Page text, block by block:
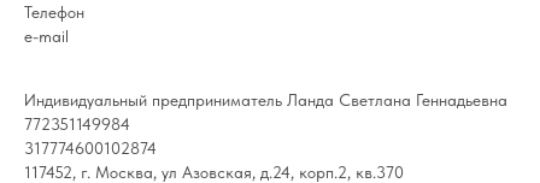
Телефон
e-mail
Индивидуальный предприниматель Ланда Светлана Геннадьевна
772351149984
317774600102874
117452, г. Москва, ул Азовская, д.24, корп.2, кв.370